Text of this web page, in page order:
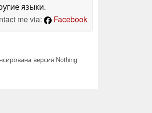
языки.
me via:
Facebook
версия Nothing